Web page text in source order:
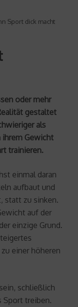
Sport dick macht
oder mehr
gestaltet
als
Gewicht
trainieren.
einmal daran
aufbaut und
statt zu sinken.
auf der
einzige Grund.
einer höheren
schließlich
Sport treiben.